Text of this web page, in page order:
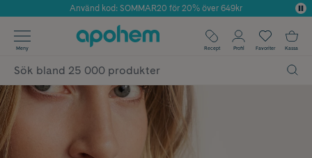
Årets Butik 2025 inom Skönhet
Använd kod: SOMMAR20 för 20% över 649kr
✓ Fri frakt
✓ Poäng på alla köp*
Meny Recept Profil Favoriter Kassa